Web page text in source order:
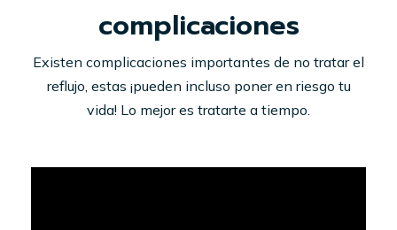
complicaciones
Existen complicaciones importantes de no tratar el
reflujo, estas ¡pueden incluso poner en riesgo tu
vida! Lo mejor es tratarte a tiempo.